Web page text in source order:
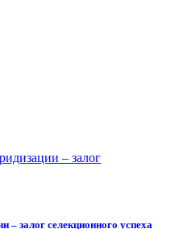
– залог селекционного успеха